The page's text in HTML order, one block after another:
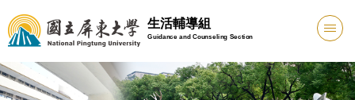
跳
到
主
要
內
生活輔導組
Guidance and Counseling Section